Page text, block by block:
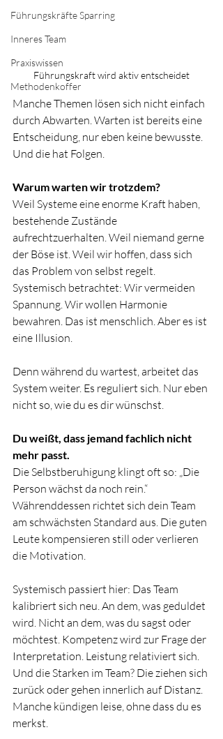
Führungskräfte Sparring
Inneres Team
Praxiswissen
Methodenkoffer
Führungskraft wird aktiv entscheidet
Manche Themen lösen sich nicht einfach
durch Abwarten. Warten ist bereits eine
Entscheidung, nur eben keine bewusste.
Und die hat Folgen.
Warum warten wir trotzdem?
Weil Systeme eine enorme Kraft haben,
bestehende Zustände
aufrechtzuerhalten. Weil niemand gerne
der Böse ist. Weil wir hoffen, dass sich
das Problem von selbst regelt.
Systemisch betrachtet: Wir vermeiden
Spannung. Wir wollen Harmonie
bewahren. Das ist menschlich. Aber es ist
eine Illusion.
Denn während du wartest, arbeitet das
System weiter. Es reguliert sich. Nur eben
nicht so, wie du es dir wünschst.
Du weißt, dass jemand fachlich nicht
mehr passt.
Die Selbstberuhigung klingt oft so: „Die
Person wächst da noch rein.“
Währenddessen richtet sich dein Team
am schwächsten Standard aus. Die guten
Leute kompensieren still oder verlieren
die Motivation.
Systemisch passiert hier: Das Team
kalibriert sich neu. An dem, was geduldet
wird. Nicht an dem, was du sagst oder
möchtest. Kompetenz wird zur Frage der
Interpretation. Leistung relativiert sich.
Und die Starken im Team? Die ziehen sich
zurück oder gehen innerlich auf Distanz.
Manche kündigen leise, ohne dass du es
merkst.